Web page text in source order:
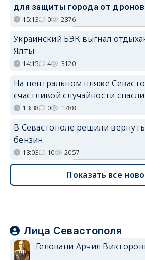
для защиты города от дронов
15:13 0 2376
Украинский БЭК выгнал
Ялты
14:15 4 3120
На центральном пляже
счастливой случайности
13:38 0 1788
В Севастополе решили
бензин
13:03 10 2057
Показать все
Лица Севастополя
Геловани Арчил